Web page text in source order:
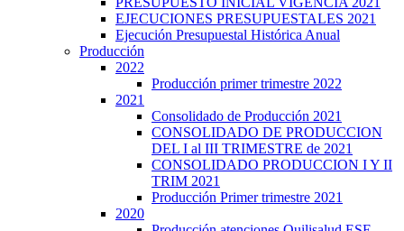
EJECUCIONES PRESUPUESTALES 2021
Ejecución Presupuestal Histórica Anual
Producción
2022
Producción primer trimestre 2022
2021
Consolidado de Producción 2021
CONSOLIDADO DE PRODUCCION
DEL I al III TRIMESTRE de 2021
CONSOLIDADO PRODUCCION I Y II
TRIM 2021
Producción Primer trimestre 2021
2020